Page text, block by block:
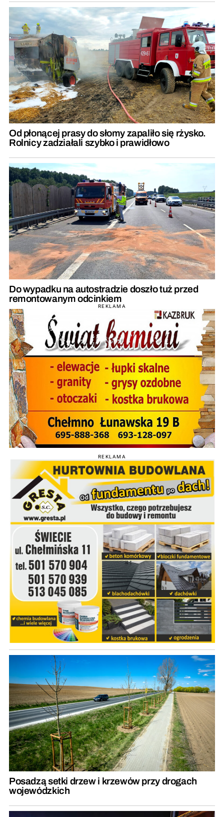
Od płonącej prasy do słomy zapaliło się rżysko.
Rolnicy zadziałali szybko i prawidłowo
Do wypadku na autostradzie doszło tuż przed
remontowanym odcinkiem
REKLAMA
REKLAMA
Posadzą setki drzew i krzewów przy drogach
wojewódzkich